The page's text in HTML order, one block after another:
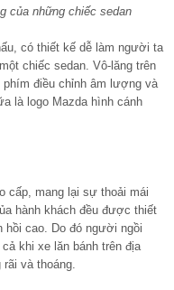
của những chiếc sedan
có thiết kế dễ làm người ta
chiếc sedan. Vô-lăng trên
điều chỉnh âm lượng và
là logo Mazda hình cánh
cấp, mang lại sự thoải mái
hành khách đều được thiết
cao. Do đó người ngồi
khi xe lăn bánh trên địa
và thoáng.